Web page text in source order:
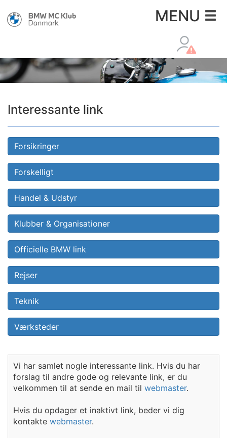
MENU×
Interessante link
Forsikringer
Forskelligt
Handel & Udstyr
Klubber & Organisationer
Officielle BMW link
Rejser
Teknik
Værksteder
Vi har samlet nogle interessante link. Hvis du har
forslag til andre gode og relevante link, er du
velkommen til at sende en mail til webmaster.
Hvis du opdager et inaktivt link, beder vi dig
kontakte webmaster.